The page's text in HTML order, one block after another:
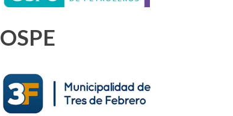
OSPE